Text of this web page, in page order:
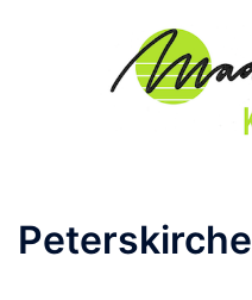
Peterskirche